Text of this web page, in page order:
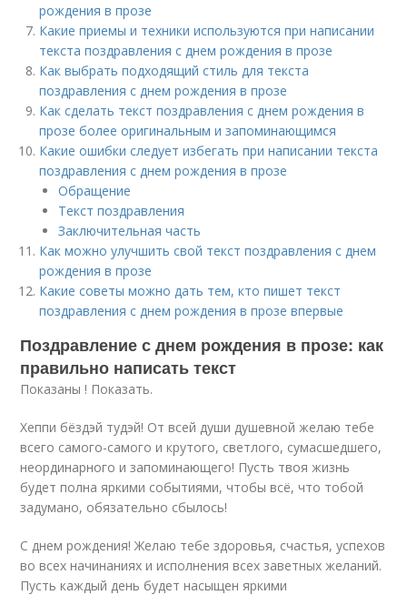
рождения в прозе
Какие приемы и техники используются при написании
текста поздравления с днем рождения в прозе
Как выбрать подходящий стиль для текста
поздравления с днем рождения в прозе
Как сделать текст поздравления с днем рождения в
прозе более оригинальным и запоминающимся
Какие ошибки следует избегать при написании текста
поздравления с днем рождения в прозе
Обращение
Текст поздравления
Заключительная часть
Как можно улучшить свой текст поздравления с днем
рождения в прозе
Какие советы можно дать тем, кто пишет текст
поздравления с днем рождения в прозе впервые
Поздравление с днем рождения в прозе: как
правильно написать текст
Показаны ! Показать.
Хеппи бёздэй тудэй! От всей души душевной желаю тебе
всего самого-самого и крутого, светлого, сумасшедшего,
неординарного и запоминающего! Пусть твоя жизнь
будет полна яркими событиями, чтобы всё, что тобой
задумано, обязательно сбылось!
С днем рождения! Желаю тебе здоровья, счастья, успехов
во всех начинаниях и исполнения всех заветных желаний.
Пусть каждый день будет насыщен яркими